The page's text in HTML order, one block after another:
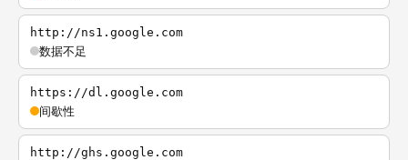
http://ns1.google.com
数据不足
https://dl.google.com
间歇性
http://ghs.google.com